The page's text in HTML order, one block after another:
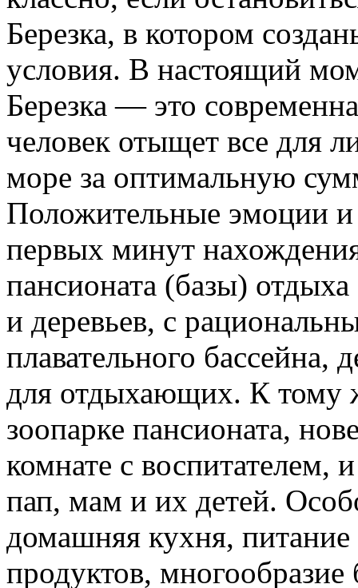
Березка, в котором
условия. В настоящий
Березка — это
человек отыщет все для
море за оптимальную
Положительные эмоции и
первых минут
пансионата (базы)
и деревьев, с
плавательного
для отдыхающих. К тому
зоопарке пансионата,
комнате с воспитателем,
пап, мам и их детей.
домашняя кухня, питание
продуктов, многообразие